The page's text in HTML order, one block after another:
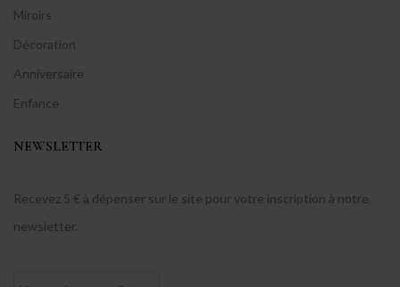
Miroirs
Décoration
Anniversaire
Enfance
NEWSLETTER
Recevez 5 € à dépenser sur le site pour votre inscription à notre
newsletter.